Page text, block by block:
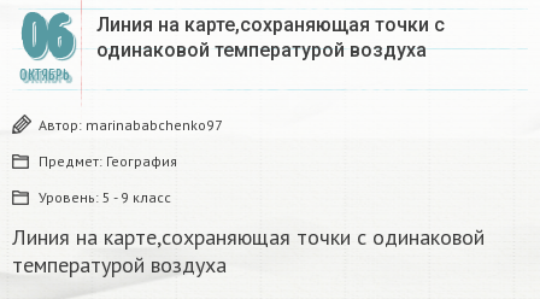
06
ОКТЯБРЬ
Линия на карте,сохраняющая точки с
одинаковой температурой воздуха
Автор: marinababchenko97
Предмет: География
Уровень: 5 - 9 класс
Линия на карте,сохраняющая точки с одинаковой
температурой воздуха